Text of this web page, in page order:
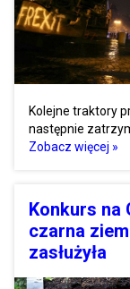
Kolejne traktory
następnie
Zobacz więcej »
Konkurs na
czarna
zasłużyła